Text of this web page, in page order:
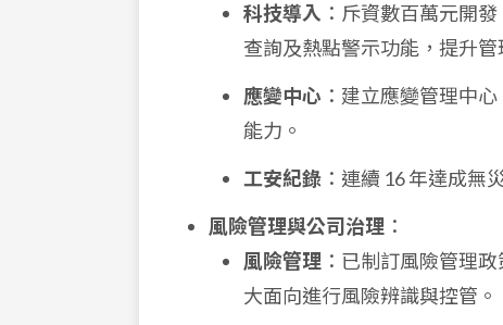
科技導入 ：斥資數百萬元開發
查詢及熱點警示功能，提升管
應變中心 ：建立應變管理中
能力。
工安紀錄 ：連續 16 年達成無
風險管理與公司治理 ：
風險管理 ：已制訂風險管理
大面向進行風險辨識與控管。